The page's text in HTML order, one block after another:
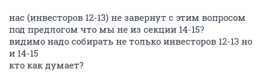
нас (инвесторов 12-13) не завернут с этим вопросом
под предлогом что мы не из секции 14-15?
видимо надо собирать не только инвесторов 12-13 но
и 14-15
кто как думает?